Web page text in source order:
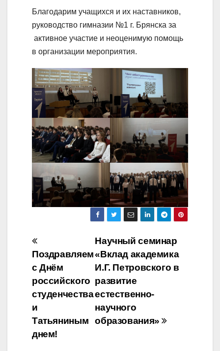
Благодарим учащихся и их наставников,
руководство гимназии №1 г. Брянска за
активное участие и неоценимую помощь
в организации мероприятия.
Навигация
по
записям
Научный семинар
«Вклад академика
И.Г. Петровского в
развитие
естественно-
научного
образования»
Поздравляем
с Днём
российского
студенчества
и
Татьяниным
днем!